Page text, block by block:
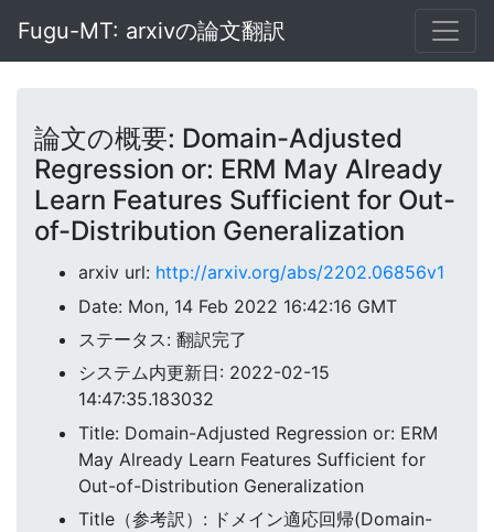
Fugu-MT: arxivの論文翻訳
論文の概要: Domain-Adjusted
Regression or: ERM May Already
Learn Features Sufficient for Out-
of-Distribution Generalization
arxiv url: http://arxiv.org/abs/2202.06856v1
Date: Mon, 14 Feb 2022 16:42:16 GMT
ステータス: 翻訳完了
システム内更新日: 2022-02-15
14:47:35.183032
Title: Domain-Adjusted Regression or: ERM
May Already Learn Features Sufficient for
Out-of-Distribution Generalization
Title（参考訳）: ドメイン適応回帰(Domain-